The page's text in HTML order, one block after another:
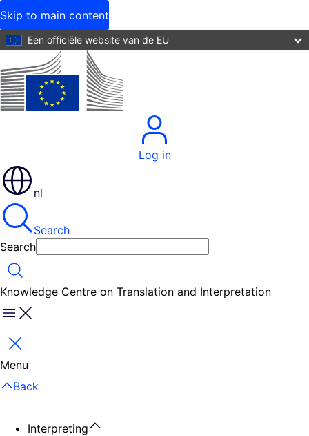
Skip to main content
Een officiële website van de EU
Log in
nl
Search
Search
Search
Knowledge Centre on Translation and Interpretation
Menu
Close
Menu
Back
Interpreting